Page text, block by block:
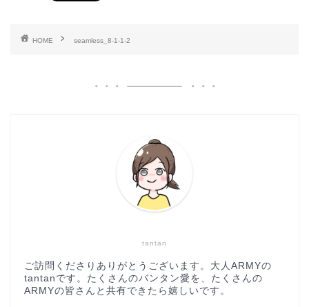
HOME seamless_8-1-1-2
tantan
ご訪問くださりありがとうございます。大人ARMYの
tantanです。たくさんのバンタン愛を、たくさんの
ARMYの皆さんと共有できたら嬉しいです。